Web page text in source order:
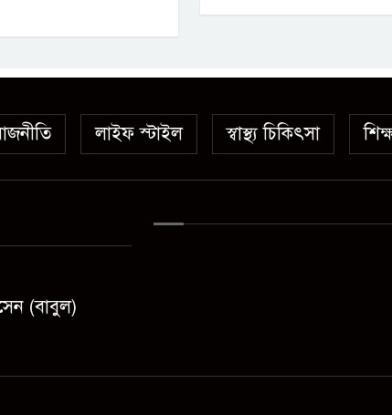
লাইফ স্টাইল স্বাস্থ্য চিকিৎসা
(বাবুল)